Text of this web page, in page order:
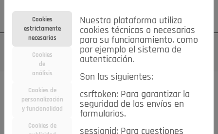
Su cuenta Regístrese ¿Olvidó su contraseña?
TODAS Deporte Bicicletas Deportes y Ocio
Electrodomésticos
Cookies
estrictamente
necesarias
Cookies
de
análisis
Cookies de
personalización
y funcionalidad
Cookies de
Nuestra plataforma utiliza
cookies técnicas o necesarias
para su funcionamiento, como
por ejemplo el sistema de
autenticación.
Son las siguientes:
csrftoken: Para garantizar la
seguridad de los envíos en
formularios.
sessionid: Para cuestiones